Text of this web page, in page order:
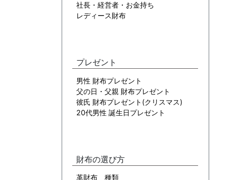
社長・経営者・お金持ち
レディース財布
プレゼント
男性 財布プレゼント
父の日・父親 財布プレゼント
彼氏 財布プレゼント(クリスマス)
20代男性 誕生日プレゼント
財布の選び方
革財布 種類